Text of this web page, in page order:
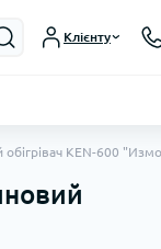
Клієнту
обігрівач KEN-600